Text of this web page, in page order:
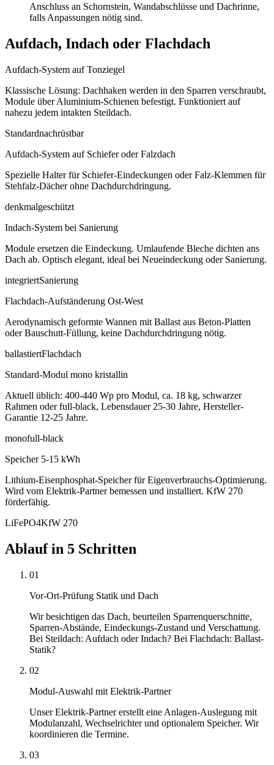
Anschluss an Schornstein, Wandabschlüsse und Dachrinne,
falls Anpassungen nötig sind.
Aufdach, Indach oder Flachdach
Aufdach-System auf Tonziegel
Klassische Lösung: Dachhaken werden in den Sparren verschraubt,
Module über Aluminium-Schienen befestigt. Funktioniert auf
nahezu jedem intakten Steildach.
Standardnachrüstbar
Aufdach-System auf Schiefer oder Falzdach
Spezielle Halter für Schiefer-Eindeckungen oder Falz-Klemmen für
Stehfalz-Dächer ohne Dachdurchdringung.
denkmalgeschützt
Indach-System bei Sanierung
Module ersetzen die Eindeckung. Umlaufende Bleche dichten ans
Dach ab. Optisch elegant, ideal bei Neueindeckung oder Sanierung.
integriertSanierung
Flachdach-Aufständerung Ost-West
Aerodynamisch geformte Wannen mit Ballast aus Beton-Platten
oder Bauschutt-Füllung, keine Dachdurchdringung nötig.
ballastiertFlachdach
Standard-Modul mono kristallin
Aktuell üblich: 400-440 Wp pro Modul, ca. 18 kg, schwarzer
Rahmen oder full-black, Lebensdauer 25-30 Jahre, Hersteller-
Garantie 12-25 Jahre.
monofull-black
Speicher 5-15 kWh
Lithium-Eisenphosphat-Speicher für Eigenverbrauchs-Optimierung.
Wird vom Elektrik-Partner bemessen und installiert. KfW 270
förderfähig.
LiFePO4KfW 270
Ablauf in 5 Schritten
01
Vor-Ort-Prüfung Statik und Dach
Wir besichtigen das Dach, beurteilen Sparrenquerschnitte,
Sparren-Abstände, Eindeckungs-Zustand und Verschattung.
Bei Steildach: Aufdach oder Indach? Bei Flachdach: Ballast-
Statik?
02
Modul-Auswahl mit Elektrik-Partner
Unser Elektrik-Partner erstellt eine Anlagen-Auslegung mit
Modulanzahl, Wechselrichter und optionalem Speicher. Wir
koordinieren die Termine.
03